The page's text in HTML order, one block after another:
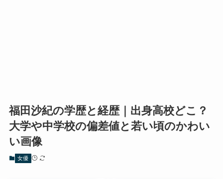
福田沙紀の学歴と経歴｜出身高校どこ？
大学や中学校の偏差値と若い頃のかわい
い画像
女優